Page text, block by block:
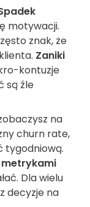
motywacji.
znak, że
Zaniki
kontuzje
są źle
na
churn rate,
tygodniową.
Dla wielu
decyzje na